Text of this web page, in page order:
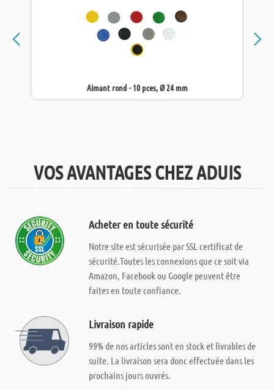
Aimant rond - 10 pces, Ø 24 mm
VOS AVANTAGES CHEZ ADUIS
Acheter en toute sécurité
Notre site est sécurisée par SSL certificat de
sécurité.Toutes les connexions que ce soit via
Amazon, Facebook ou Google peuvent être
faites en toute confiance.
Livraison rapide
99% de nos articles sont en stock et livrables de
suite. La livraison sera donc effectuée dans les
prochains jours ouvrés.